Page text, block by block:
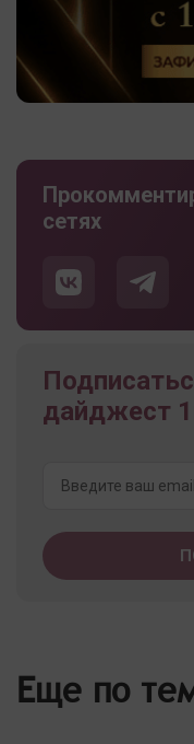
сетях
дайджест
Еще по